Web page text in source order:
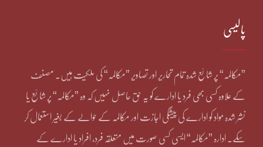
پالیسی
”مکالمہ“ پر شائع شدہ تمام تحاریر اور تصاویر ”مکالمہ“ کی ملکیت ہیں۔ مصنف
کے علاوہ کسی بھی فرد یا ادارے کو یہ حق حاصل نہیں کہ وہ ”مکالمہ“ پر شائع یا
نشر شدہ مواد کو ادارے کی پیشگی اجازت اور مکالمہ کے حوالے کے بغیر استعمال کر
سکے۔ ادارہ ”مکالمہ“ ایسی کسی صورت میں متعلقہ فرد، افراد یا ادارے کے